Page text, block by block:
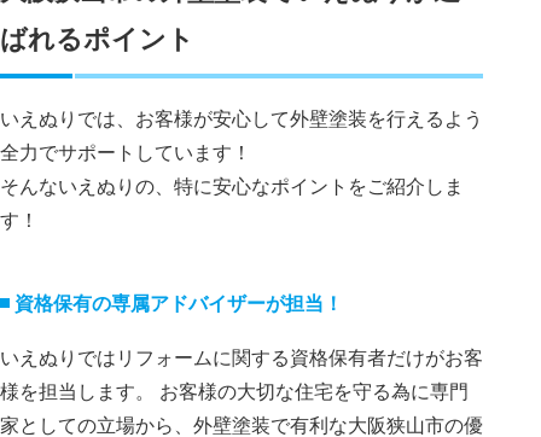
ばれるポイント
いえぬりでは、お客様が安心して外壁塗装を行えるよう
全力でサポートしています！
そんないえぬりの、特に安心なポイントをご紹介しま
す！
資格保有の専属アドバイザーが担当！
いえぬりではリフォームに関する資格保有者だけがお客
様を担当します。 お客様の大切な住宅を守る為に専門
家としての立場から、外壁塗装で有利な大阪狭山市の優